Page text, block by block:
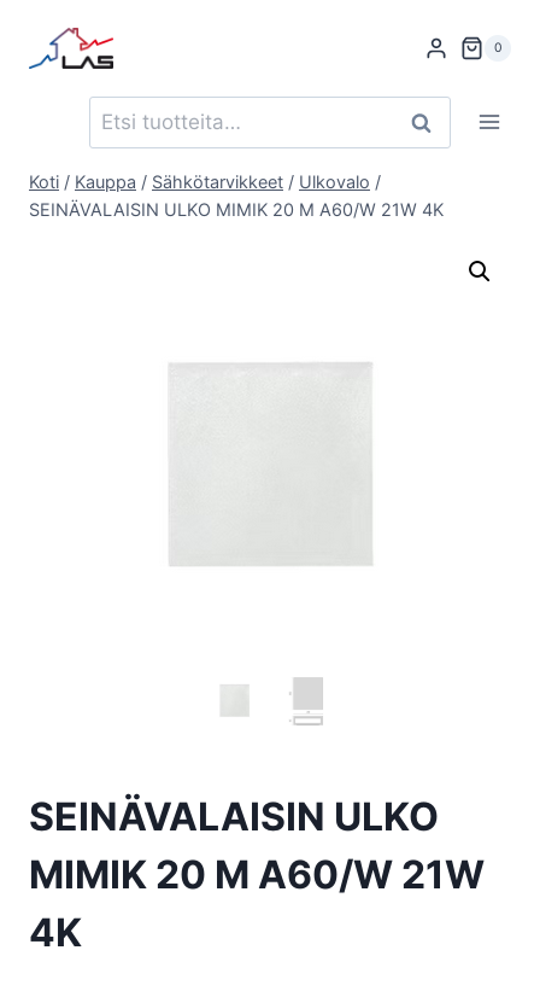
sisältöön
0
Etsi: Haku
Koti / Kauppa / Sähkötarvikkeet / Ulkovalo /
SEINÄVALAISIN ULKO MIMIK 20 M A60/W 21W 4K
SEINÄVALAISIN ULKO
MIMIK 20 M A60/W 21W
4K